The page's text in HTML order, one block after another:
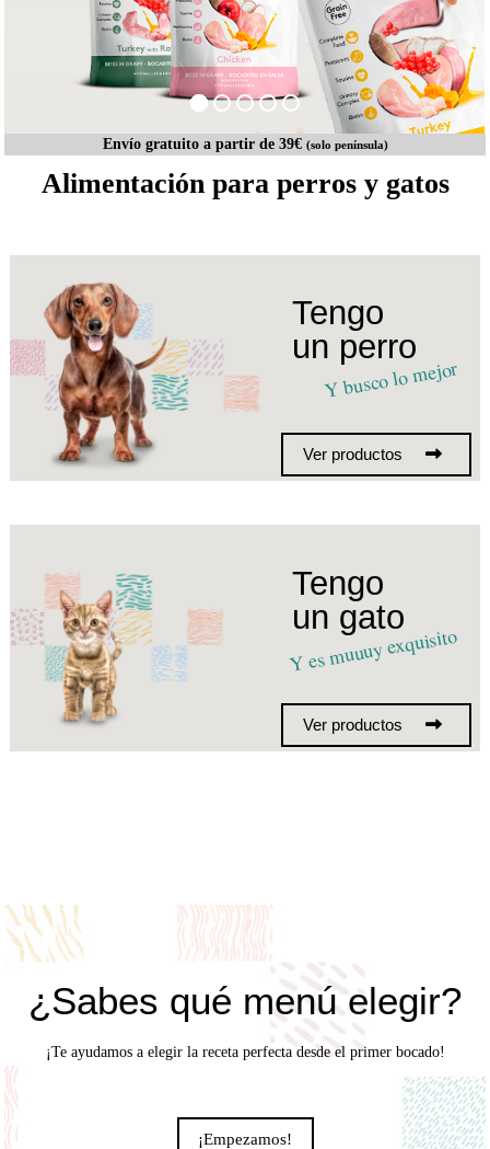
Envío gratuito a partir de 39€ (solo península)
Alimentación para perros y gatos
Tengo
un perro
Y busco lo mejor
Ver productos
Tengo
un gato
Y es muuuy exquisito
Ver productos
¿Sabes qué menú elegir?
¡Te ayudamos a elegir la receta perfecta desde el primer bocado!
¡Empezamos!